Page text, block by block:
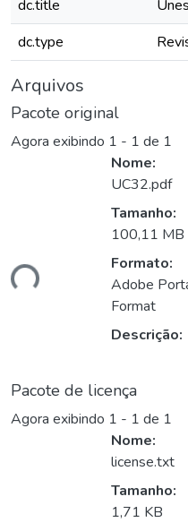
dc.title
dc.type
Arquivos
Pacote original
Agora exibindo 1 - 1 de 1
Nome:
UC32.pdf
Tamanho:
100,11 MB
Formato:
Adobe
Format
Descrição:
Pacote de licença
Agora exibindo 1 - 1 de 1
Nome:
license.txt
Tamanho:
1,71 KB